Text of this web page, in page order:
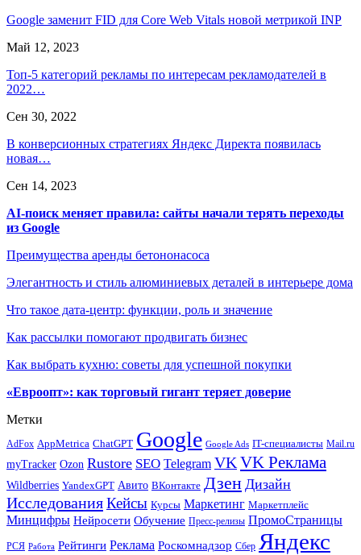
Google заменит FID для Core Web Vitals новой метрикой INP
Май 12, 2023
Топ-5 категорий рекламы по интересам рекламодателей в
2022…
Сен 30, 2022
В конверсионных стратегиях Яндекс Директа появилась
новая…
Сен 14, 2023
AI-поиск меняет правила: сайты начали терять переходы
из Google
Преимущества аренды бетононасоса
Элегантность и стиль алюминиевых деталей в интерьере дома
Что такое дата-центр: функции, роль и значение
Как рассылки помогают продвигать бизнес
Как выбрать кухню: советы для успешной покупки
«Евроопт»: как торговый гигант теряет доверие
Метки
AdFox AppMetrica ChatGPT Google Google Ads IT-специалисты Mail.ru
myTracker Ozon Rustore SEO Telegram VKVK Реклама
Wildberries YandexGPT Авито ВКонтакте Дзен Дизайн
ИсследованияКейсы Курсы Маркетинг Маркетплейс
Минцифры Нейросети Обучение Пресс-релизы ПромоСтраницы
РСЯ Работа Рейтинги Реклама Роскомнадзор Сбер Яндекс